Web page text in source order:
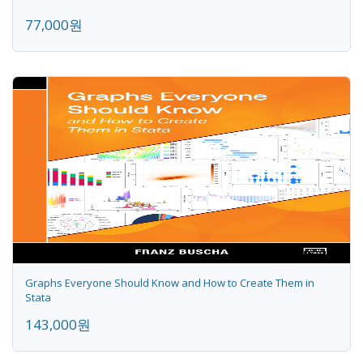
77,000원
Graphs Everyone Should Know and How to Create Them in
Stata
143,000원